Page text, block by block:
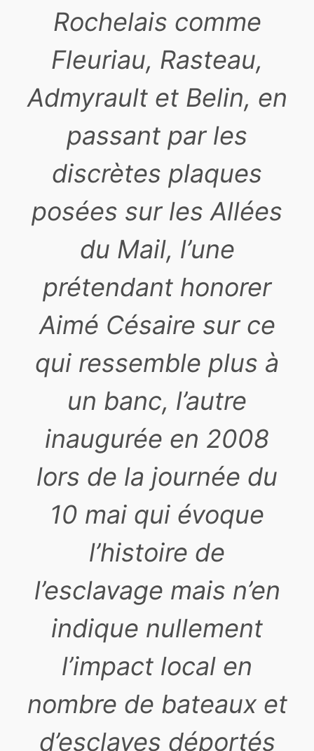
Rochelais comme
Fleuriau, Rasteau,
Admyrault et Belin, en
passant par les
discrètes plaques
posées sur les Allées
du Mail, l’une
prétendant honorer
Aimé Césaire sur ce
qui ressemble plus à
un banc, l’autre
inaugurée en 2008
lors de la journée du
10 mai qui évoque
l’histoire de
l’esclavage mais n’en
indique nullement
l’impact local en
nombre de bateaux et
d’esclaves déportés